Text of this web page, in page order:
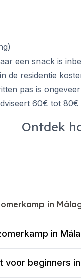
een snack is
de residentie
pas is
60€ tot
Ontdek
in
in
beginners